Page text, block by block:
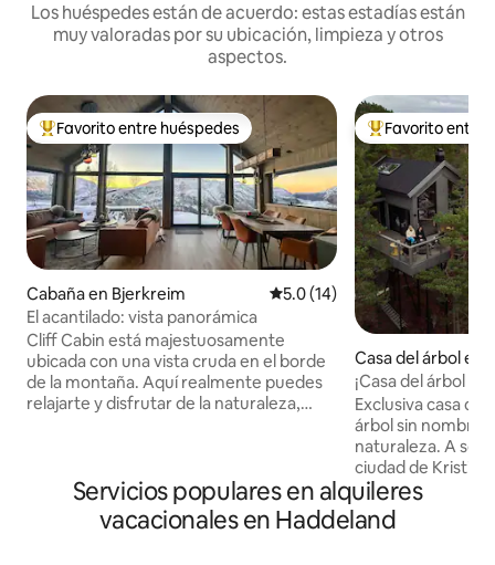
Los huéspedes están de acuerdo: estas estadías están
muy valoradas por su ubicación, limpieza y otros
aspectos.
Favorito entre huéspedes preferido
Favorito entre huéspedes
Cabaña en Bjerkreim Calificación promedio: 5.0 de
5.0 (14)
El acantilado: vista panorámica
Cliff Cabin está majestuosamente
ubicada con una vista cruda en el borde
de la montaña. Aquí realmente puedes
relajarte y disfrutar de la naturaleza,
paneles de madera cálida, detalles de
piedra y colores tierra reflejan el paisaje
exterior. Aquí obtienes vistas y
Favorito entre
Favorito entre
Casa del árbol en
nd
¡Casa del árbol
agua de pesca.
Exclusiva casa de
árbol sin nombre
naturaleza. A
ciudad de
sentarte y
cuando llegue la
estrellas se
Servicios populares en alquileres
vacacionales en Haddeland